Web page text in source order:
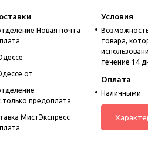
Новая почта
от
только предоплата
МистЭкспресс
Условия
товара,
течение 14
Оплата
Наличными